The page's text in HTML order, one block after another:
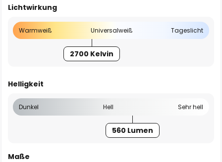
Lichtwirkung
Warmweiß Universalweiß Tageslicht
2700 Kelvin
Helligkeit
Dunkel Hell Sehr hell
560 Lumen
Maße